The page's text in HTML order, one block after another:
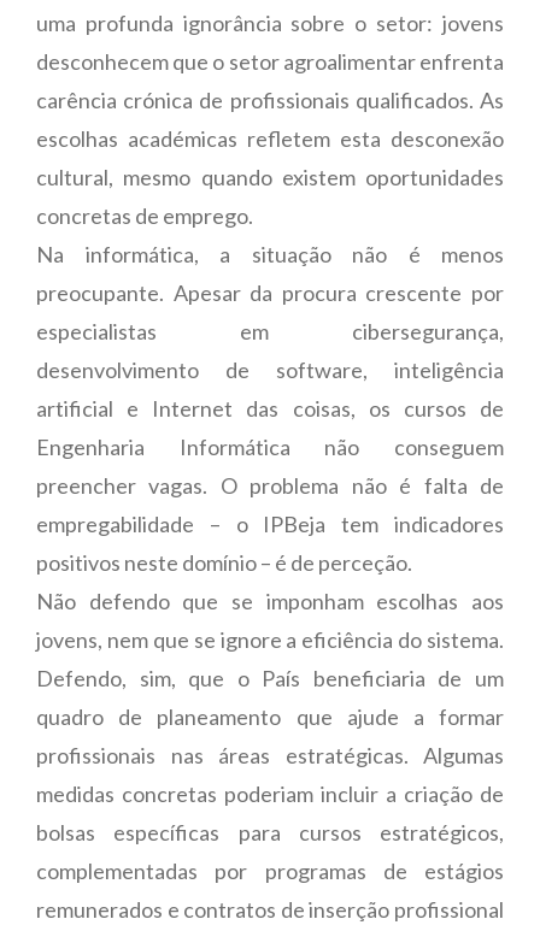
uma profunda ignorância sobre o setor: jovens
desconhecem que o setor agroalimentar enfrenta
carência crónica de profissionais qualificados. As
escolhas académicas refletem esta desconexão
cultural, mesmo quando existem oportunidades
concretas de emprego.
Na informática, a situação não é menos
preocupante. Apesar da procura crescente por
especialistas em cibersegurança,
desenvolvimento de software, inteligência
artificial e Internet das coisas, os cursos de
Engenharia Informática não conseguem
preencher vagas. O problema não é falta de
empregabilidade – o IPBeja tem indicadores
positivos neste domínio – é de perceção.
Não defendo que se imponham escolhas aos
jovens, nem que se ignore a eficiência do sistema.
Defendo, sim, que o País beneficiaria de um
quadro de planeamento que ajude a formar
profissionais nas áreas estratégicas. Algumas
medidas concretas poderiam incluir a criação de
bolsas específicas para cursos estratégicos,
complementadas por programas de estágios
remunerados e contratos de inserção profissional